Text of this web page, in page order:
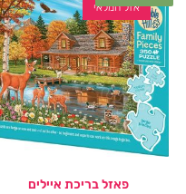
אזל המלאי
פאזל בריכת איילים